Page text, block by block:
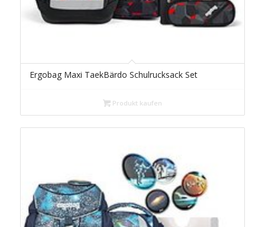
Ergobag Maxi TaekBärdo Schulrucksack Set
Produkt kaufen